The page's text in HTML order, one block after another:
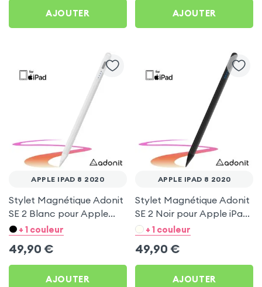
AJOUTER AJOUTER
APPLE IPAD 8 2020
Stylet Magnétique Adonit
SE 2 Blanc pour Apple
iPad 8 2020
+ 1 couleur
49,90 €
AJOUTER
APPLE IPAD 8 2020
Stylet Magnétique Adonit
SE 2 Noir pour Apple iPad
8 2020
+ 1 couleur
49,90 €
AJOUTER